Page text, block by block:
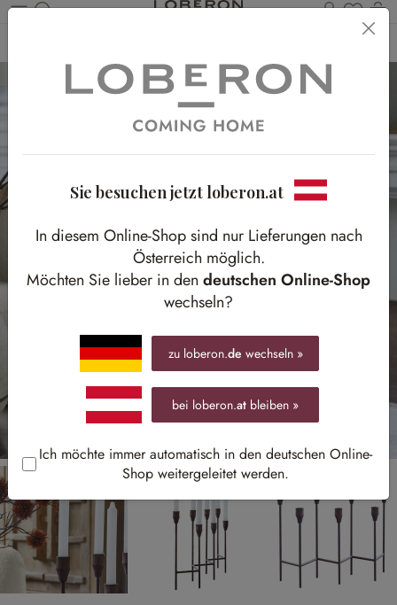
Du
Sie besuchen jetzt loberon.at
In diesem Online-Shop sind nur Lieferungen nach
Österreich möglich.
Möchten Sie lieber in den deutschen Online-Shop
wechseln?
zu loberon.de wechseln »
bei loberon.at bleiben »
Ich möchte immer automatisch in den deutschen Online-
Shop weitergeleitet werden.